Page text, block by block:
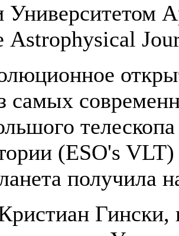
Университетом
Astrophysical
самых
(ESO's
получила